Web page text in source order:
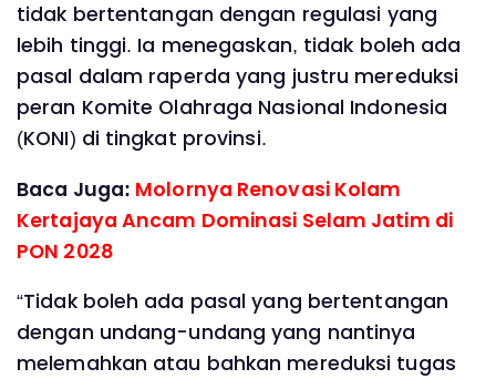
tidak bertentangan dengan regulasi yang
lebih tinggi. Ia menegaskan, tidak boleh ada
pasal dalam raperda yang justru mereduksi
peran Komite Olahraga Nasional Indonesia
(KONI) di tingkat provinsi.
Baca Juga: Molornya Renovasi Kolam
Kertajaya Ancam Dominasi Selam Jatim di
PON 2028
“Tidak boleh ada pasal yang bertentangan
dengan undang-undang yang nantinya
melemahkan atau bahkan mereduksi tugas